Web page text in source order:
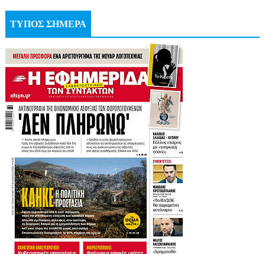
ΤΥΠΟΣ ΣΗΜΕΡΑ